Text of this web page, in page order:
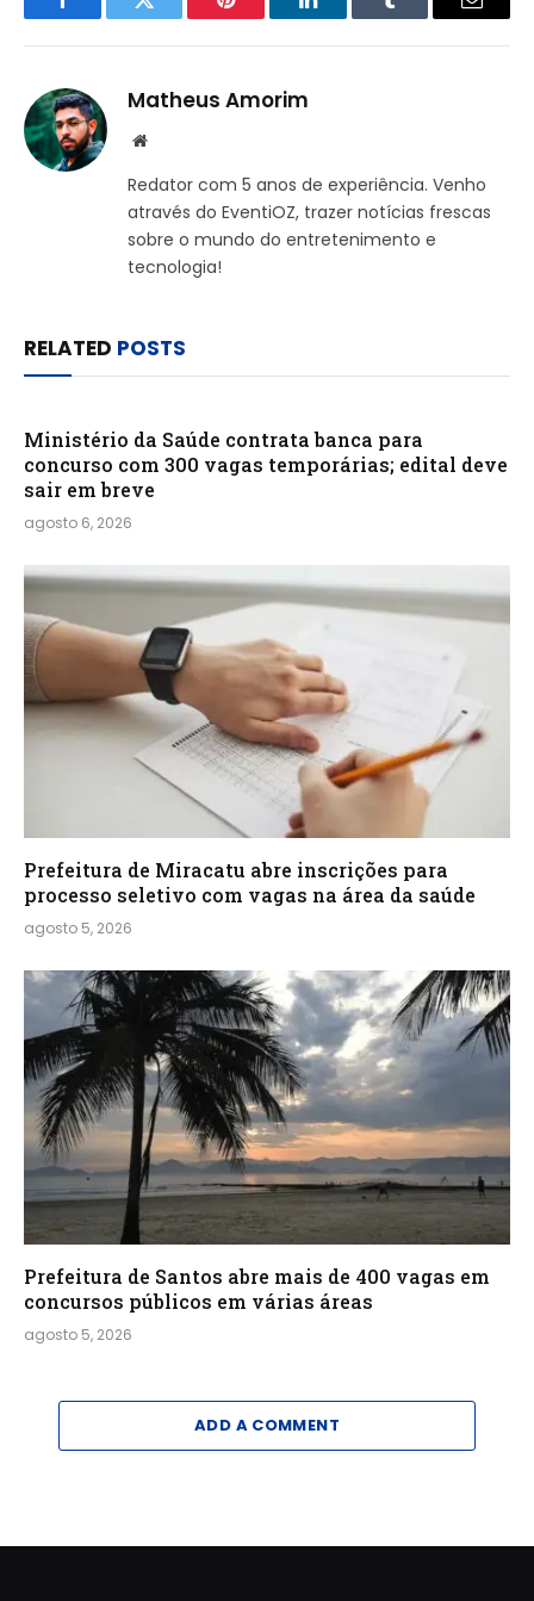
FacebookTwitter Pinterest LinkedInTumblr Email
Matheus Amorim
Website
Redator com 5 anos de experiência. Venho
através do EventiOZ, trazer notícias frescas
sobre o mundo do entretenimento e
tecnologia!
RELATED POSTS
Ministério da Saúde contrata banca para
concurso com 300 vagas temporárias; edital deve
sair em breve
agosto 6, 2026
Prefeitura de Miracatu abre inscrições para
processo seletivo com vagas na área da saúde
agosto 5, 2026
Prefeitura de Santos abre mais de 400 vagas em
concursos públicos em várias áreas
agosto 5, 2026
ADD A COMMENT